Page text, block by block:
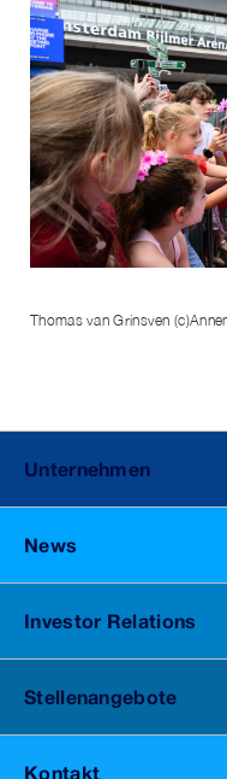
Thomas van Grinsven
Unternehmen
News
Investor Relations
Stellenangebote
Kontakt